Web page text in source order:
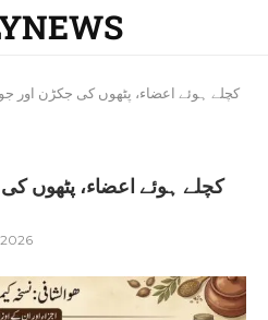
کچلے ہوئے اعضاء، پٹھوں کی جکڑن اور
کچلے ہوئے اعضاء، پٹھوں